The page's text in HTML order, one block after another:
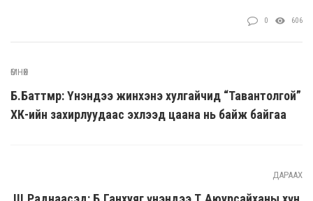
0 606
ӨМНӨХ
Б.Баттөмөр: Үнэндээ жинхэнэ хулгайчид “Тавантолгой”
ХК-ийн захирлуудаас эхлээд цаана нь байж байгаа
ДАРААХ